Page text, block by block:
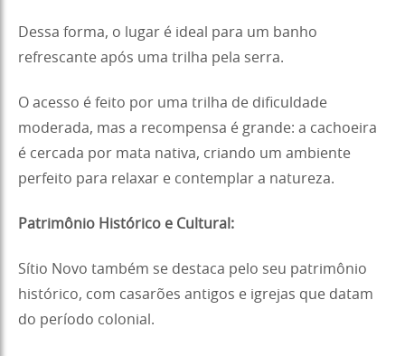
Dessa forma, o lugar é ideal para um banho
refrescante após uma trilha pela serra.
O acesso é feito por uma trilha de dificuldade
moderada, mas a recompensa é grande: a cachoeira
é cercada por mata nativa, criando um ambiente
perfeito para relaxar e contemplar a natureza.
Patrimônio Histórico e Cultural:
Sítio Novo também se destaca pelo seu patrimônio
histórico, com casarões antigos e igrejas que datam
do período colonial.